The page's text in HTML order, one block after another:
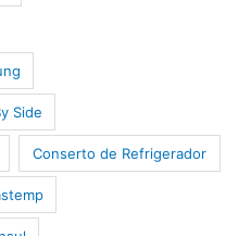
Side
Conserto de Refrigerador